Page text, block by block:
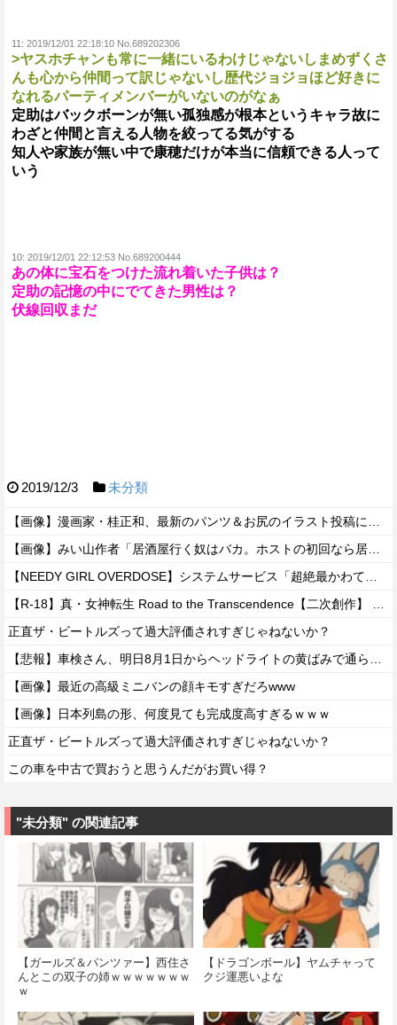
11: 2019/12/01 22:18:10 No.689202306
>ヤスホチャンも常に一緒にいるわけじゃないしまめずくさ
んも心から仲間って訳じゃないし歴代ジョジョほど好きに
なれるパーティメンバーがいないのがなぁ
定助はバックボーンが無い孤独感が根本というキャラ故に
わざと仲間と言える人物を絞ってる気がする
知人や家族が無い中で康穂だけが本当に信頼できる人って
いう
10: 2019/12/01 22:12:53 No.689200444
あの体に宝石をつけた流れ着いた子供は？
定助の記憶の中にでてきた男性は？
伏線回収まだ
2019/12/3 未分類
正直ザ・ビートルズって過大評価されすぎじゃねないか？
【画像】最近の高級ミニバンの顔キモすぎだろwww
【画像】日本列島の形、何度見ても完成度高すぎるｗｗｗ
正直ザ・ビートルズって過大評価されすぎじゃねないか？
この車を中古で買おうと思うんだがお買い得？
"未分類" の関連記事
【ガールズ＆パンツァー】西住さ
んとこの双子の姉ｗｗｗｗｗｗｗ
ｗ
【ドラゴンボール】ヤムチャって
クジ運悪いよな